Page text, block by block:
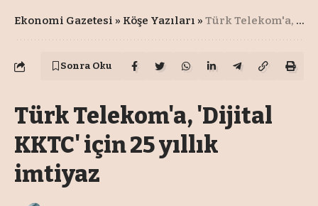
Ekonomi Gazetesi » Köşe Yazıları » Türk Telekom'a, 'Dijital KKTC' için 25 yıllık imtiyaz
Sonra Oku
Türk Telekom'a, 'Dijital
KKTC' için 25 yıllık
imtiyaz